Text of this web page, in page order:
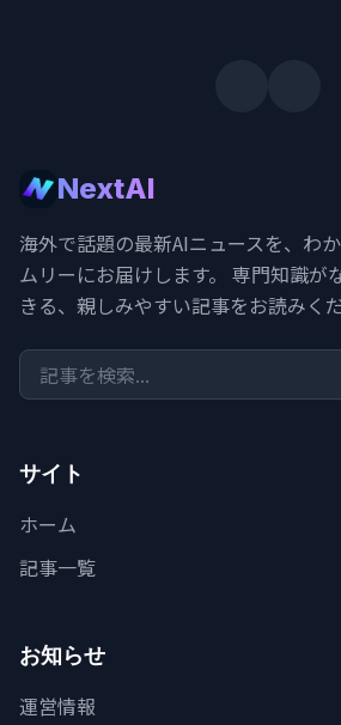
NextAI
海外で話題の最新AIニュースを、わ
ムリーにお届けします。 専門知識が
きる、親しみやすい記事をお読みくだ
サイト
ホーム
記事一覧
お知らせ
運営情報